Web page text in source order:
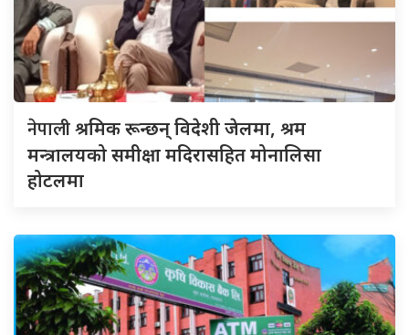
नेपालीश्रमिक रून्छन् विदेशी जेलमा, श्रम
मन्त्रालयको समीक्षा मदिरासहित मोनालिसा
होटलमा